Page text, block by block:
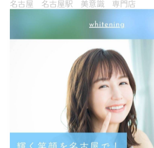
名古屋 名古屋駅 美意識 専門店
ホワイトニング専門店 オーラルケア
歯科医師提携 安心安全 笑顔
イメチェン 印象UP 美男 美女
< 前のページ 一覧に戻る